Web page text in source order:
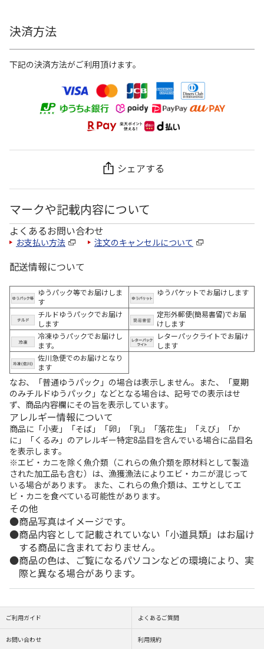
決済方法
下記の決済方法がご利用頂けます。
シェアする
マークや記載内容について
よくあるお問い合わせ
お支払い方法 注文のキャンセルについて
配送情報について
ゆうパック等でお届けしま
す
ゆうパケットでお届けします
チルドゆうパックでお届け
します
定形外郵便(簡易書留)でお届
けします
冷凍ゆうパックでお届けし
ます。
レターパックライトでお届け
します
佐川急便でのお届けとなり
ます
なお、「普通ゆうパック」の場合は表示しません。また、「夏期
のみチルドゆうパック」などとなる場合は、記号での表示はせ
ず、商品内容欄にその旨を表示しています。
アレルギー情報について
商品に「小麦」「そば」「卵」「乳」「落花生」「えび」「か
に」「くるみ」のアレルギー特定8品目を含んでいる場合に品目名
を表示します。
※エビ・カニを除く魚介類（これらの魚介類を原材料として製造
された加工品も含む）は、漁獲漁法によりエビ・カニが混じって
いる場合があります。 また、これらの魚介類は、エサとしてエ
ビ・カニを食べている可能性があります。
その他
商品写真はイメージです。
商品内容として記載されていない「小道具類」はお届け
する商品に含まれておりません。
商品の色は、ご覧になるパソコンなどの環境により、実
際と異なる場合があります。
ご利用ガイド よくあるご質問
お問い合わせ 利用規約